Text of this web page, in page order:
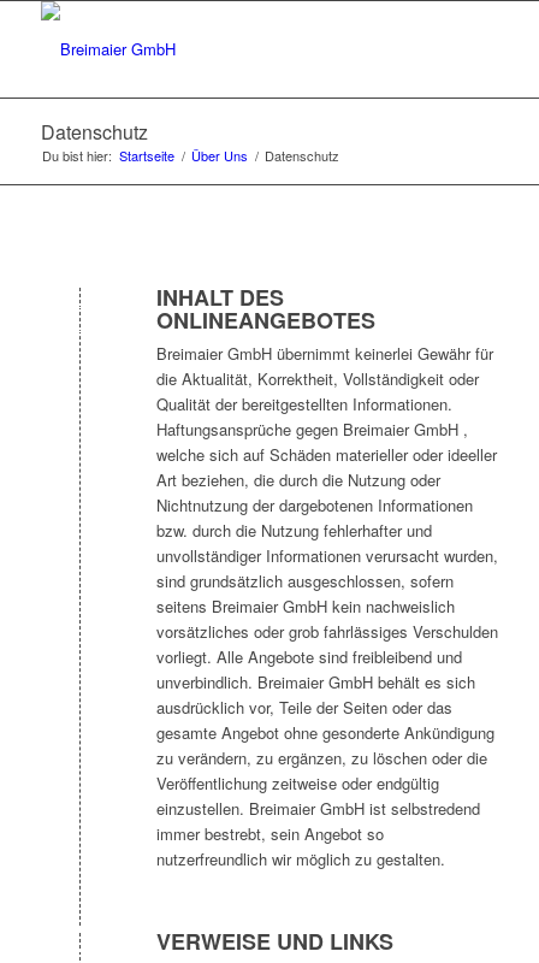
Datenschutz
Du bist hier: Startseite / Über Uns / Datenschutz
INHALT DES
ONLINEANGEBOTES
Breimaier GmbH übernimmt keinerlei Gewähr für
die Aktualität, Korrektheit, Vollständigkeit oder
Qualität der bereitgestellten Informationen.
Haftungsansprüche gegen Breimaier GmbH ,
welche sich auf Schäden materieller oder ideeller
Art beziehen, die durch die Nutzung oder
Nichtnutzung der dargebotenen Informationen
bzw. durch die Nutzung fehlerhafter und
unvollständiger Informationen verursacht wurden,
sind grundsätzlich ausgeschlossen, sofern
seitens Breimaier GmbH kein nachweislich
vorsätzliches oder grob fahrlässiges Verschulden
vorliegt. Alle Angebote sind freibleibend und
unverbindlich. Breimaier GmbH behält es sich
ausdrücklich vor, Teile der Seiten oder das
gesamte Angebot ohne gesonderte Ankündigung
zu verändern, zu ergänzen, zu löschen oder die
Veröffentlichung zeitweise oder endgültig
einzustellen. Breimaier GmbH ist selbstredend
immer bestrebt, sein Angebot so
nutzerfreundlich wir möglich zu gestalten.
VERWEISE UND LINKS